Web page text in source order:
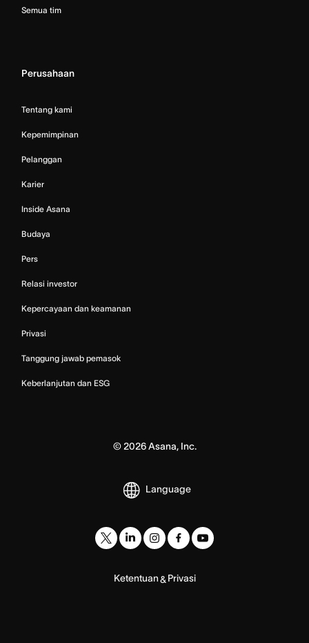
Semua tim
Perusahaan
Tentang kami
Kepemimpinan
Pelanggan
Karier
Inside Asana
Budaya
Pers
Relasi investor
Kepercayaan dan keamanan
Privasi
Tanggung jawab pemasok
Keberlanjutan dan ESG
© 2026Asana, Inc.
Language
Ketentuan& Privasi